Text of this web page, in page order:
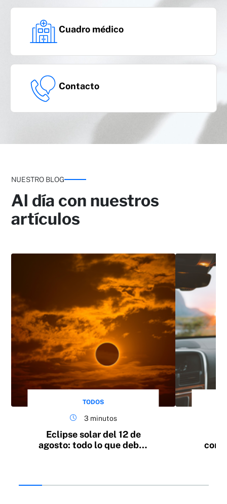
Cuadro médico
Contacto
NUESTRO BLOG
Al día con nuestros
artículos
TODOS
3 minutos
Eclipse solar del 12 de
agosto: todo lo que debes